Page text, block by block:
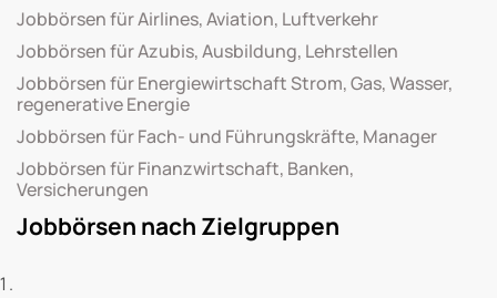
Jobbörsen für Airlines, Aviation, Luftverkehr
Jobbörsen für Azubis, Ausbildung, Lehrstellen
Jobbörsen für Energiewirtschaft Strom, Gas, Wasser,
regenerative Energie
Jobbörsen für Fach- und Führungskräfte, Manager
Jobbörsen für Finanzwirtschaft, Banken,
Versicherungen
Jobbörsen nach Zielgruppen